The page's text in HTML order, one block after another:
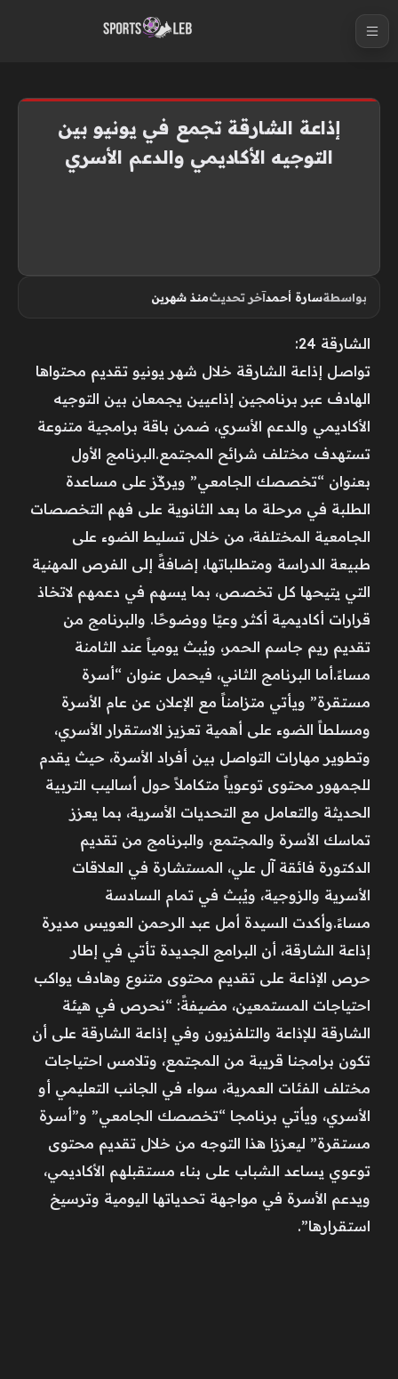
إذاعة الشارقة تجمع في يونيو بين
التوجيه الأكاديمي والدعم الأسري
بواسطةسارة أحمدآخر تحديثمنذ شهرين
الشارقة 24:
تواصل إذاعة الشارقة خلال شهر يونيو تقديم محتواها
الهادف عبر برنامجين إذاعيين يجمعان بين التوجيه
الأكاديمي والدعم الأسري، ضمن باقة برامجية متنوعة
تستهدف مختلف شرائح المجتمع.البرنامج الأول
بعنوان “تخصصك الجامعي” ويركّز على مساعدة
الطلبة في مرحلة ما بعد الثانوية على فهم التخصصات
الجامعية المختلفة، من خلال تسليط الضوء على
طبيعة الدراسة ومتطلباتها، إضافةً إلى الفرص المهنية
التي يتيحها كل تخصص، بما يسهم في دعمهم لاتخاذ
قرارات أكاديمية أكثر وعيًا ووضوحًا. والبرنامج من
تقديم ريم جاسم الحمر، ويُبث يومياً عند الثامنة
مساءً.أما البرنامج الثاني، فيحمل عنوان “أسرة
مستقرة” ويأتي متزامناً مع الإعلان عن عام الأسرة
ومسلطاً الضوء على أهمية تعزيز الاستقرار الأسري،
وتطوير مهارات التواصل بين أفراد الأسرة، حيث يقدم
للجمهور محتوى توعوياً متكاملاً حول أساليب التربية
الحديثة والتعامل مع التحديات الأسرية، بما يعزز
تماسك الأسرة والمجتمع، والبرنامج من تقديم
الدكتورة فائقة آل علي، المستشارة في العلاقات
الأسرية والزوجية، ويُبث في تمام السادسة
مساءً.وأكدت السيدة أمل عبد الرحمن العويس مديرة
إذاعة الشارقة، أن البرامج الجديدة تأتي في إطار
حرص الإذاعة على تقديم محتوى متنوع وهادف يواكب
احتياجات المستمعين، مضيفةً: “نحرص في هيئة
الشارقة للإذاعة والتلفزيون وفي إذاعة الشارقة على أن
تكون برامجنا قريبة من المجتمع، وتلامس احتياجات
مختلف الفئات العمرية، سواء في الجانب التعليمي أو
الأسري، ويأتي برنامجا “تخصصك الجامعي” و”أسرة
مستقرة” ليعززا هذا التوجه من خلال تقديم محتوى
توعوي يساعد الشباب على بناء مستقبلهم الأكاديمي،
ويدعم الأسرة في مواجهة تحدياتها اليومية وترسيخ
استقرارها”.